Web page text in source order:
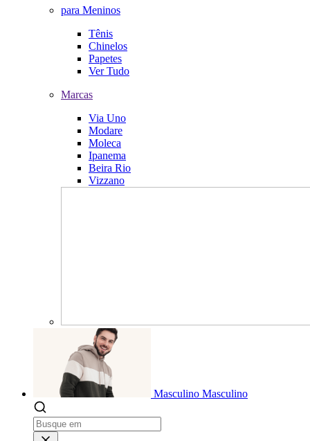
para Meninos
Tênis
Chinelos
Papetes
Ver Tudo
Marcas
Via Uno
Modare
Moleca
Ipanema
Beira Rio
Vizzano
Masculino Masculino